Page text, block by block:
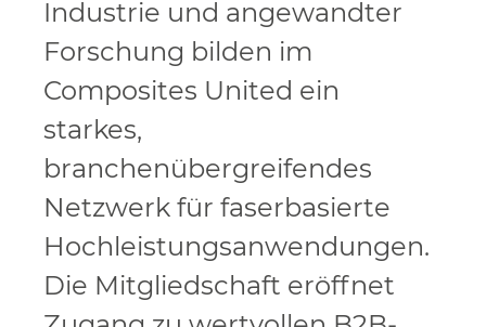
Industrie und angewandter
Forschung bilden im
Composites United ein
starkes,
branchenübergreifendes
Netzwerk für faserbasierte
Hochleistungsanwendungen.
Die Mitgliedschaft eröffnet